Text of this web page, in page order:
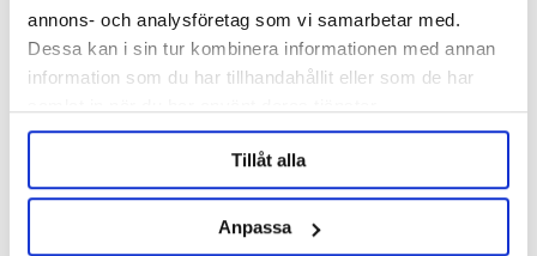
annons- och analysföretag som vi samarbetar med.
Dessa kan i sin tur kombinera informationen med annan
information som du har tillhandahållit eller som de har
Tillåt alla
Anpassa
Adapter TC 4" - 34 mm
Brewtools
B100 Brewing System
Brewtools